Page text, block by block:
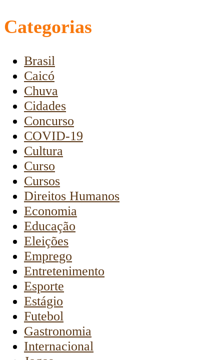
Categorias
Brasil
Caicó
Chuva
Cidades
Concurso
COVID-19
Cultura
Curso
Cursos
Direitos Humanos
Economia
Educação
Eleições
Emprego
Entretenimento
Esporte
Estágio
Futebol
Gastronomia
Internacional